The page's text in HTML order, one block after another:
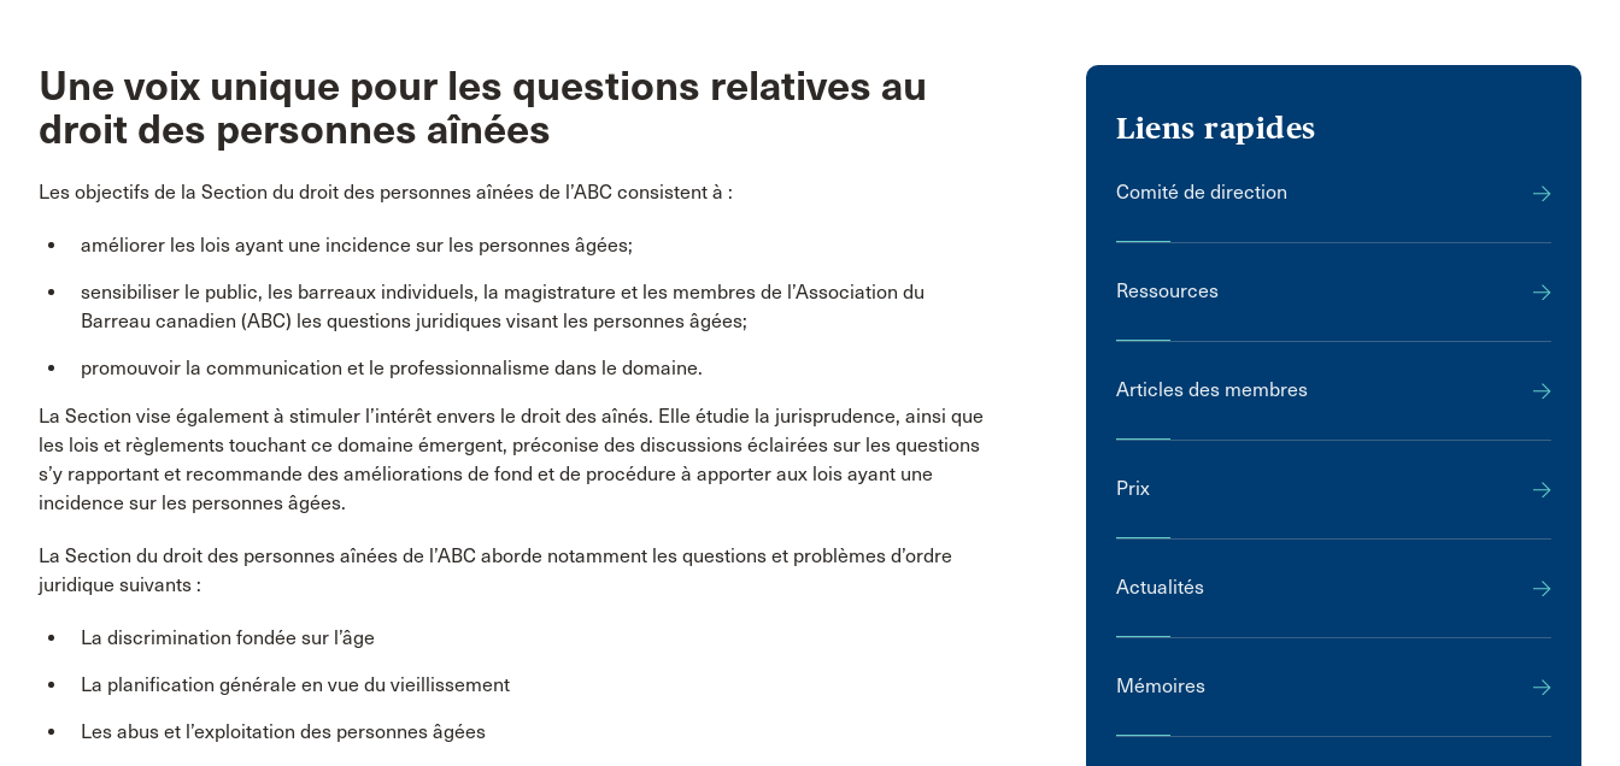
Une voix unique pour les questions relatives au
droit des personnes aînées
Les objectifs de la Section du droit des personnes aînées de l’ABC consistent à :
améliorer les lois ayant une incidence sur les personnes âgées;
sensibiliser le public, les barreaux individuels, la magistrature et les membres de l’Association du
Barreau canadien (ABC) les questions juridiques visant les personnes âgées;
promouvoir la communication et le professionnalisme dans le domaine.
La Section vise également à stimuler l’intérêt envers le droit des aînés. Elle étudie la jurisprudence, ainsi que
les lois et règlements touchant ce domaine émergent, préconise des discussions éclairées sur les questions
s’y rapportant et recommande des améliorations de fond et de procédure à apporter aux lois ayant une
incidence sur les personnes âgées.
La Section du droit des personnes aînées de l’ABC aborde notamment les questions et problèmes d’ordre
juridique suivants :
La discrimination fondée sur l’âge
La planification générale en vue du vieillissement
Les abus et l’exploitation des personnes âgées
Liens rapides
Comité de direction
Ressources
Articles des membres
Prix
Actualités
Mémoires